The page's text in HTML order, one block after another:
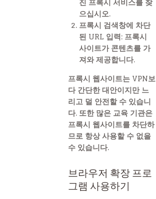
으십시오.
프록시 검색창에 차단
된 URL 입력: 프록시
사이트가 콘텐츠를 가
져와 제공합니다.
프록시 웹사이트는 VPN보
다 간단한 대안이지만 느
리고 덜 안전할 수 있습니
다. 또한 많은 교육 기관은
프록시 웹사이트를 차단하
므로 항상 사용할 수 없을
수 있습니다.
브라우저 확장 프로
그램 사용하기